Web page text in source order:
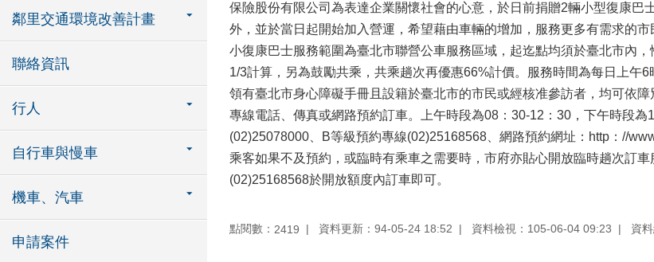
鄰里交通環境改善計畫
聯絡資訊
行人
自行車與慢車
機車、汽車
申請案件
保險股份有限公司為表達企業關懷社會的心意，於日前捐贈2輛小型復康
外，並於當日起開始加入營運，希望藉由車輛的增加，服務更多有需求的市
小復康巴士服務範圍為臺北市聯營公車服務區域，起迄點均須於臺北市內
1/3計算，另為鼓勵共乘，共乘趟次再優惠66%計價。服務時間為每日上午6
領有臺北市身心障礙手冊且設籍於臺北市的市民或經核准參訪者，均可依
專線電話、傳真或網路預約訂車。上午時段為08：30-12：30，下午時段
(02)25078000、B等級預約專線(02)25168568、網路預約網址：http：//
乘客如果不及預約，或臨時有乘車之需要時，市府亦貼心開放臨時趟次訂
(02)25168568於開放額度內訂車即可。
點閱數： 2419 資料更新：94-05-24 18:52 資料檢視：105-06-04 09:23 資